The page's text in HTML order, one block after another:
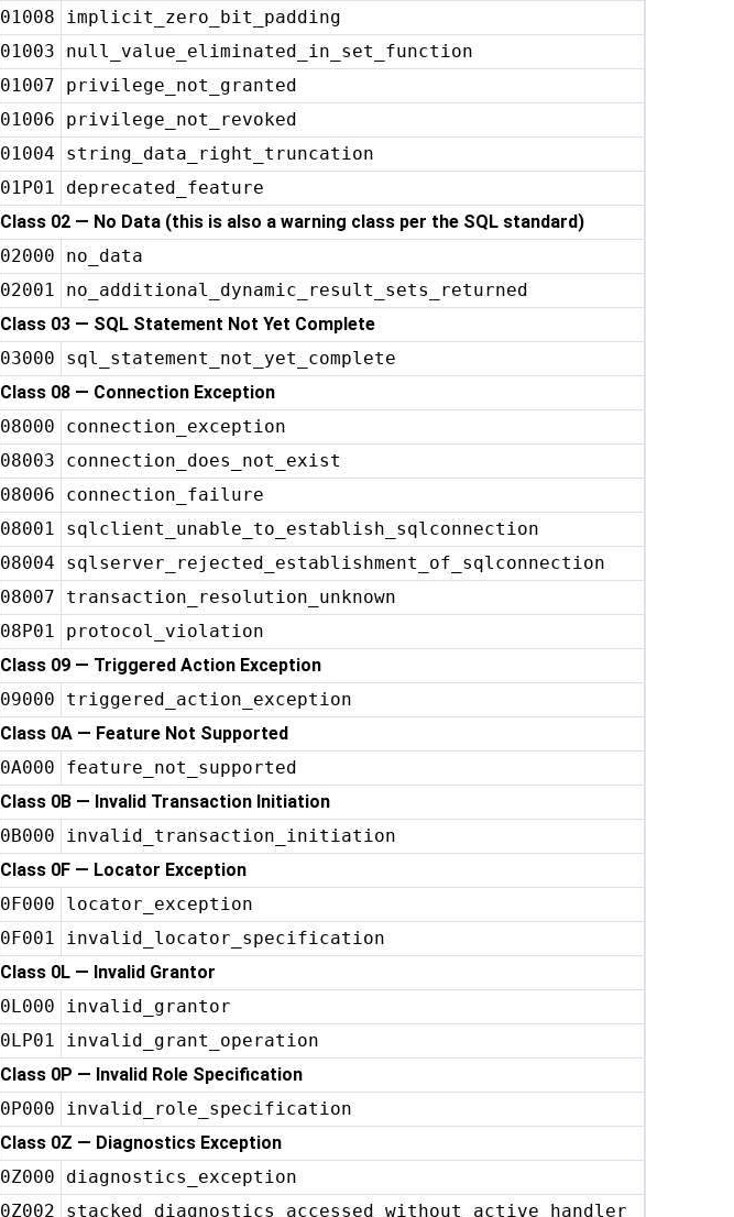
01008
implicit_zero_bit_padding
01003
null_value_eliminated_in_set_function
01007
privilege_not_granted
01006
privilege_not_revoked
01004
string_data_right_truncation
01P01
deprecated_feature
Class 02 — No Data (this is also a warning class per the SQL standard)
02000
no_data
02001
no_additional_dynamic_result_sets_returned
Class 03 — SQL Statement Not Yet Complete
03000
sql_statement_not_yet_complete
Class 08 — Connection Exception
08000
connection_exception
08003
connection_does_not_exist
08006
connection_failure
08001
sqlclient_unable_to_establish_sqlconnection
08004
sqlserver_rejected_establishment_of_sqlconnection
08007
transaction_resolution_unknown
08P01
protocol_violation
Class 09 — Triggered Action Exception
09000
triggered_action_exception
Class 0A — Feature Not Supported
0A000
feature_not_supported
Class 0B — Invalid Transaction Initiation
0B000
invalid_transaction_initiation
Class 0F — Locator Exception
0F000
locator_exception
0F001
invalid_locator_specification
Class 0L — Invalid Grantor
0L000
invalid_grantor
0LP01
invalid_grant_operation
Class 0P — Invalid Role Specification
0P000
invalid_role_specification
Class 0Z — Diagnostics Exception
0Z000
diagnostics_exception
0Z002
stacked_diagnostics_accessed_without_active_handler